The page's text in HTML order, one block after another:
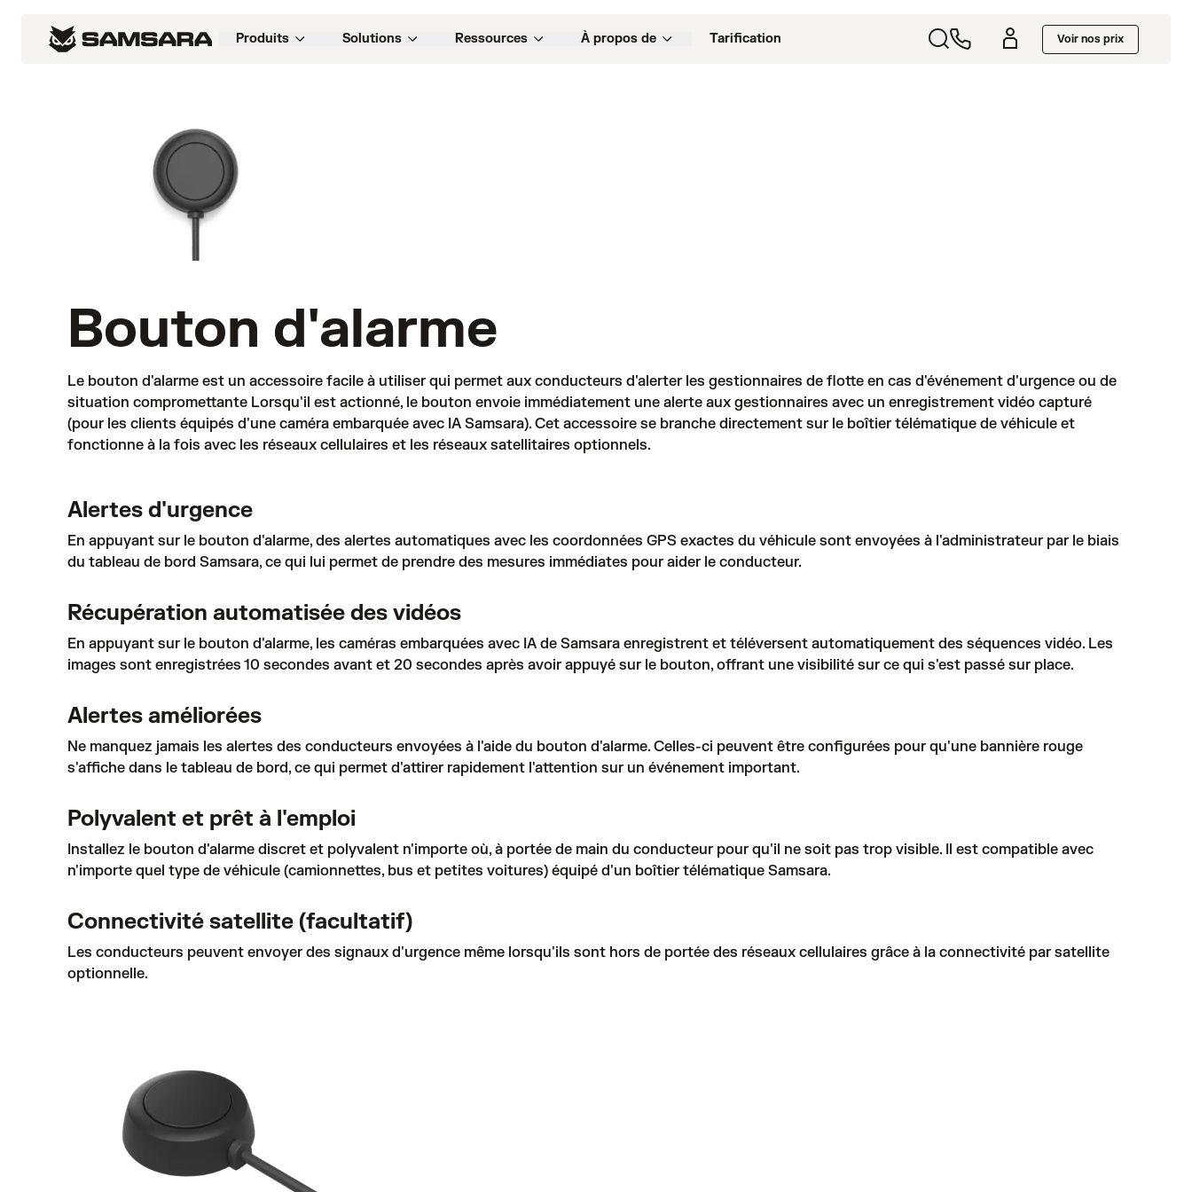
Produits Solutions Ressources À propos de Tarification Voir nos prix
Bouton d'alarme
Le bouton d'alarme est un accessoire facile à utiliser qui permet aux conducteurs d'alerter les gestionnaires de flotte en cas d'événement d'urgence ou de
situation compromettante Lorsqu'il est actionné, le bouton envoie immédiatement une alerte aux gestionnaires avec un enregistrement vidéo capturé
(pour les clients équipés d'une caméra embarquée avec IA Samsara). Cet accessoire se branche directement sur le boîtier télématique de véhicule et
fonctionne à la fois avec les réseaux cellulaires et les réseaux satellitaires optionnels.
Alertes d'urgence
En appuyant sur le bouton d'alarme, des alertes automatiques avec les coordonnées GPS exactes du véhicule sont envoyées à l'administrateur par le biais
du tableau de bord Samsara, ce qui lui permet de prendre des mesures immédiates pour aider le conducteur.
Récupération automatisée des vidéos
En appuyant sur le bouton d'alarme, les caméras embarquées avec IA de Samsara enregistrent et téléversent automatiquement des séquences vidéo. Les
images sont enregistrées 10 secondes avant et 20 secondes après avoir appuyé sur le bouton, offrant une visibilité sur ce qui s'est passé sur place.
Alertes améliorées
Ne manquez jamais les alertes des conducteurs envoyées à l'aide du bouton d'alarme. Celles-ci peuvent être configurées pour qu'une bannière rouge
s'affiche dans le tableau de bord, ce qui permet d'attirer rapidement l'attention sur un événement important.
Polyvalent et prêt à l'emploi
Installez le bouton d'alarme discret et polyvalent n'importe où, à portée de main du conducteur pour qu'il ne soit pas trop visible. Il est compatible avec
n'importe quel type de véhicule (camionnettes, bus et petites voitures) équipé d'un boîtier télématique Samsara.
Connectivité satellite (facultatif)
Les conducteurs peuvent envoyer des signaux d'urgence même lorsqu'ils sont hors de portée des réseaux cellulaires grâce à la connectivité par satellite
optionnelle.